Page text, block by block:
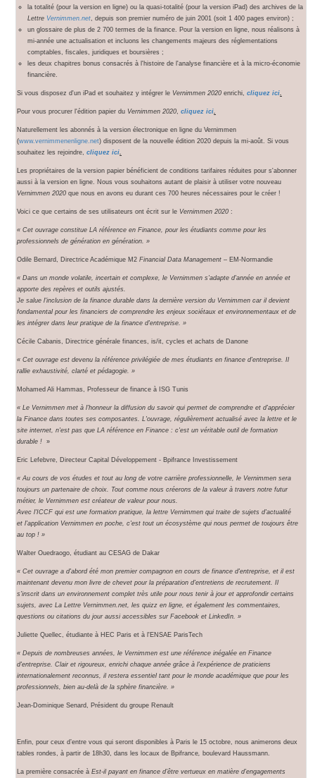
la totalité (pour la version en ligne) ou la quasi-totalité (pour la version iPad) des archives de la
Lettre Vernimmen.net , depuis son premier numéro de juin 2001 (soit 1 400 pages environ) ;
un glossaire de plus de 2 700 termes de la finance. Pour la version en ligne, nous réalisons à
mi-année une actualisation et incluons les changements majeurs des réglementations
comptables, fiscales, juridiques et boursières ;
les deux chapitres bonus consacrés à l'histoire de l'analyse financière et à la micro-économie
financière.
Si vous disposez d'un iPad et souhaitez y intégrer le Vernimmen 2020 enrichi, cliquez ici
Pour vous procurer l'édition papier du Vernimmen 2020 cliquez ici
Naturellement les abonnés à la version électronique en ligne du Vernimmen
(www.vernimmenenligne.net) disposent de la nouvelle édition 2020 depuis la mi-août. Si vous
souhaitez les rejoindre, cliquez ici
Les propriétaires de la version papier bénéficient de conditions tarifaires réduites pour s'abonner
aussi à la version en ligne. Nous vous souhaitons autant de plaisir à utiliser votre nouveau
Vernimmen 2020 que nous en avons eu durant ces 700 heures nécessaires pour le créer !
Voici ce que certains de ses utilisateurs ont écrit sur le Vernimmen 2020 :
« Cet ouvrage constitue LA référence en Finance, pour les étudiants comme pour les
professionnels de génération en génération. »
Odile Bernard, Directrice Académique M2 Financial Data Management – EM-Normandie
« Dans un monde volatile, incertain et complexe, le Vernimmen s'adapte d'année en année et
apporte des repères et outils ajustés.
Je salue l'inclusion de la finance durable dans la dernière version du Vernimmen car il devient
fondamental pour les financiers de comprendre les enjeux sociétaux et environnementaux et de
les intégrer dans leur pratique de la finance d'entreprise. »
Cécile Cabanis, Directrice générale finances, is/it, cycles et achats de Danone
« Cet ouvrage est devenu la référence privilégiée de mes étudiants en finance d'entreprise. Il
rallie exhaustivité, clarté et pédagogie. »
Mohamed Ali Hammas, Professeur de finance à ISG Tunis
« Le Vernimmen met à l'honneur la diffusion du savoir qui permet de comprendre et d'apprécier
la Finance dans toutes ses composantes. L'ouvrage, régulièrement actualisé avec la lettre et le
site internet, n'est pas que LA référence en Finance : c'est un véritable outil de formation
durable ! »
Eric Lefebvre, Directeur Capital Développement - Bpifrance Investissement
« Au cours de vos études et tout au long de votre carrière professionnelle, le Vernimmen sera
toujours un partenaire de choix. Tout comme nous créerons de la valeur à travers notre futur
métier, le Vernimmen est créateur de valeur pour nous.
Avec l'ICCF qui est une formation pratique, la lettre Vernimmen qui traite de sujets d'actualité
et l'application Vernimmen en poche, c'est tout un écosystème qui nous permet de toujours être
au top ! »
Walter Ouedraogo, étudiant au CESAG de Dakar
« Cet ouvrage a d'abord été mon premier compagnon en cours de finance d'entreprise, et il est
maintenant devenu mon livre de chevet pour la préparation d'entretiens de recrutement. Il
s'inscrit dans un environnement complet très utile pour nous tenir à jour et approfondir certains
sujets, avec La Lettre Vernimmen.net, les quizz en ligne, et également les commentaires,
questions ou citations du jour aussi accessibles sur Facebook et LinkedIn. »
Juliette Quellec, étudiante à HEC Paris et à l'ENSAE ParisTech
« Depuis de nombreuses années, le Vernimmen est une référence inégalée en Finance
d'entreprise. Clair et rigoureux, enrichi chaque année grâce à l'expérience de praticiens
internationalement reconnus, il restera essentiel tant pour le monde académique que pour les
professionnels, bien au-delà de la sphère financière. »
Jean-Dominique Senard, Président du groupe Renault
Enfin, pour ceux d’entre vous qui seront disponibles à Paris le 15 octobre, nous animerons deux
tables rondes, à partir de 18h30, dans les locaux de Bpifrance
boulevard Haussmann.
La première consacrée à Est-il payant en finance d’être vertueux en matière d’engagements